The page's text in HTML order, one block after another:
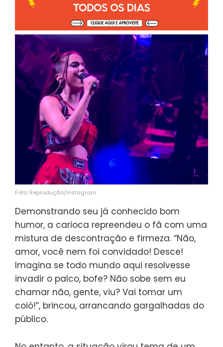
Foto: Reprodução/Instagram
Demonstrando seu já conhecido bom
humor, a carioca repreendeu o fã com uma
mistura de descontração e firmeza. “Não,
amor, você nem foi convidado! Desce!
Imagina se todo mundo aqui resolvesse
invadir o palco, bofe? Não sobe sem eu
chamar não, gente, viu? Vai tomar um
coió!”, brincou, arrancando gargalhadas do
público.